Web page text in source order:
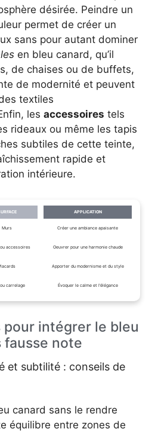
désirée. Peindre un
permet de créer un
sans pour autant dominer
en bleu canard, qu’il
de chaises ou de buffets,
de modernité et peuvent
textiles
les accessoires tels
rideaux ou même les tapis
subtiles de cette teinte,
rapide et
intérieure.
APPLICATION
Murs Créer une ambiance apaisante
accessoires Oeuvrer pour une harmonie chaude
Apporter du modernisme et du style
carrelage Évoquer le calme et l’élégance
pour intégrer le bleu
fausse note
et subtilité : conseils de
canard sans le rendre
équilibre entre zones de